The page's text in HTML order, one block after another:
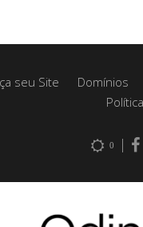
seu Site Domínios
0